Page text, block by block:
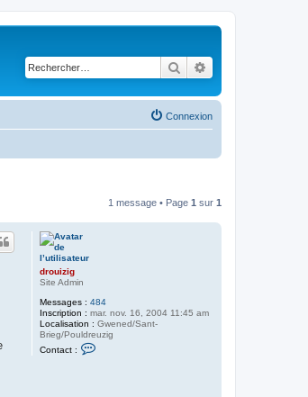
Rechercher
Connexion
1 message • Page 1 sur 1
drouizig
Site Admin
Messages : 484
Inscription : mar. nov. 16, 2004 11:45 am
Localisation : Gwened/Sant-
Brieg/Pouldreuzig
Contact :